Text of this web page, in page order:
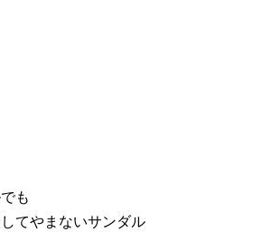
も
てやまないサンダル